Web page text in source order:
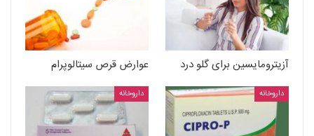
آزیترومایسین برای گلو درد عوارض قرص سیتالوپرام
داروخانه داروخانه